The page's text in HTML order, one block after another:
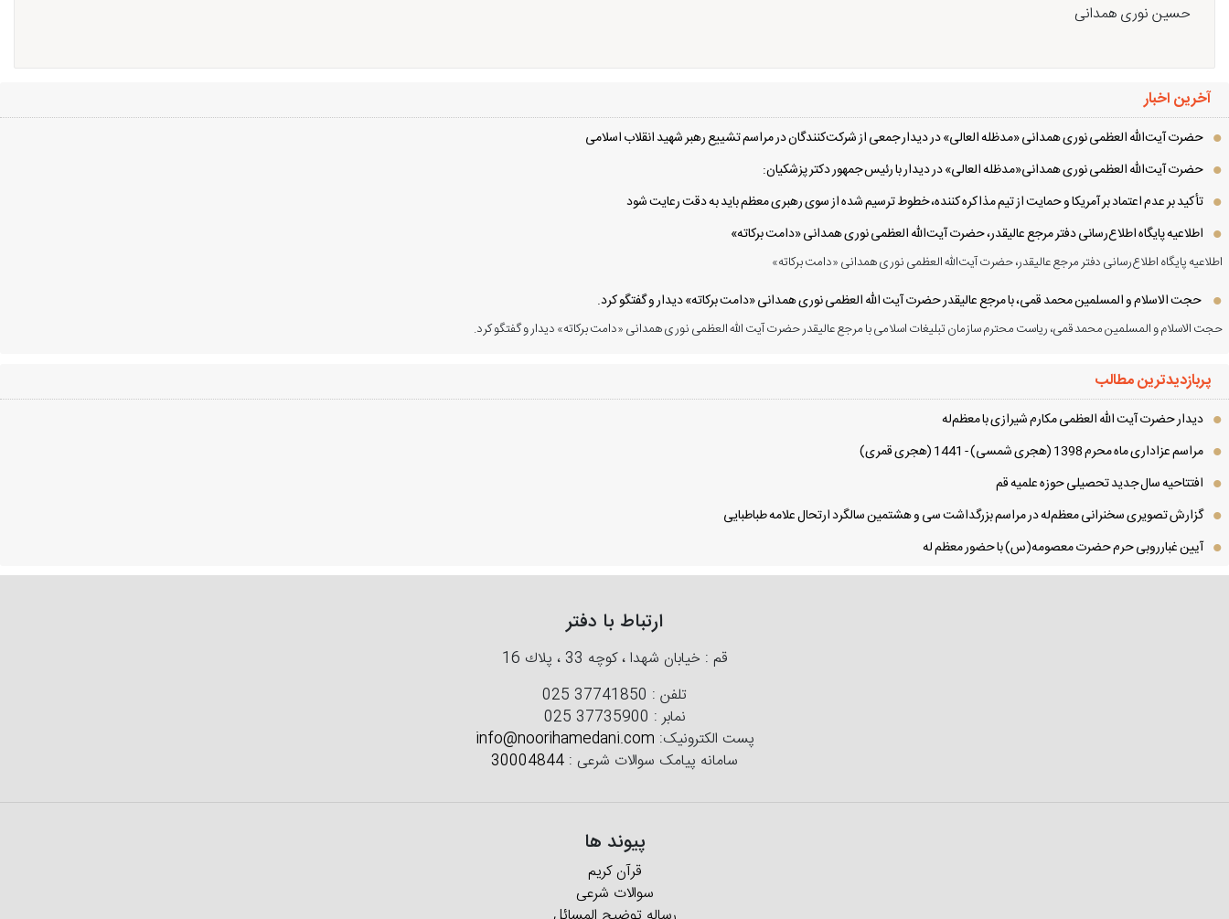
حسین نوری همدانی
آخرین اخبار
حضرت آیت‌الله العظمی نوری همدانی «مدظله العالی» در دیدار جمعی از شرکت‌کنندگان در مراسم تشییع رهبر شهید انقلاب اسلامی
حضرت آیت‌الله العظمی نوری همدانی«مدظله العالی» در دیدار با رئیس جمهور دکتر پزشکیان:
تأکید بر عدم اعتماد بر آمریکا و حمایت از تیم مذاکره کننده، خطوط ترسیم شده از سوی رهبری معظم باید به دقت رعایت شود
اطلاعیه پایگاه اطلاع‌رسانی دفتر مرجع عالیقدر، حضرت آیت‌الله العظمی نوری همدانی «دامت برکاته»
اطلاعیه پایگاه اطلاع‌رسانی دفتر مرجع عالیقدر، حضرت آیت‌الله العظمی نوری همدانی «دامت برکاته»
حجت الاسلام و المسلمین محمد قمی، با مرجع عالیقدر حضرت آیت الله العظمی نوری همدانی «دامت برکاته» دیدار و گفتگو کرد.
حجت الاسلام و المسلمین محمد قمی، ریاست محترم سازمان تبلیغات اسلامی با مرجع عالیقدر حضرت آیت الله العظمی نوری همدانی «دامت برکاته» دیدار و گفتگو کرد.
پربازدیدترین مطالب
دیدار حضرت آیت الله العظمی مكارم شیرازی با معظم‌له
مراسم عزاداری ماه محرم 1398 (هجری شمسی) - 1441 (هجری قمری)
افتتاحیه سال جدید تحصیلی حوزه علمیه قم
گزارش تصویری سخنرانی معظم‌له در مراسم بزرگداشت سی و هشتمین سالگرد ارتحال علامه طباطبایی
آیین غبارروبی حرم حضرت معصومه(س) با حضور معظم له
ارتباط با دفتر
قم : خیابان شهدا ، كوچه 33 ، پلاك 16
تلفن : 025 37741850
نمابر : 025 37735900
پست الکترونیک: info@noorihamedani.com
سامانه پیامک سوالات شرعی : 30004844
پیوند ها
قرآن کریم
سوالات شرعی